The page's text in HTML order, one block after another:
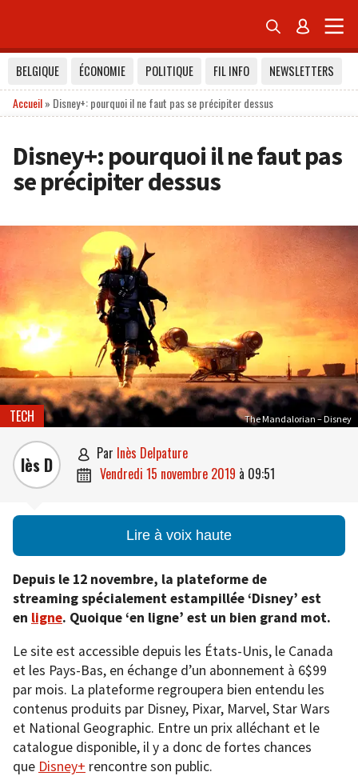
 
BELGIQUE ÉCONOMIE POLITIQUE FIL INFO
NEWSLETTERS
Accueil» Disney+: pourquoi il ne faut pas se précipiter dessus
Disney+: pourquoi il ne faut pas
se précipiter dessus
The Mandalorian – Disney
TECH
Iès D  par Inès Delpature
 vendredi 15 novembre 2019 à 09:51
Lire à voix haute
Depuis le 12 novembre, la plateforme de
streaming spécialement estampillée ‘Disney’ est
en ligne. Quoique ‘en ligne’ est un bien grand mot.
Le site est accessible depuis les États-Unis, le Canada
et les Pays-Bas, en échange d’un abonnement à 6$99
par mois. La plateforme regroupera bien entendu les
contenus produits par Disney, Pixar, Marvel, Star Wars
et National Geographic. Entre un prix alléchant et le
catalogue disponible, il y a donc de fortes chances
que Disney+ rencontre son public.